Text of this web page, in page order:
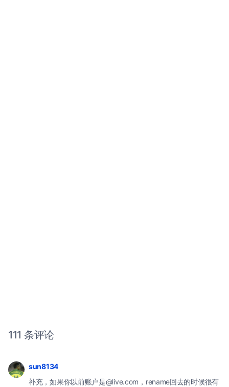
111 条评论
sun8134
补充，如果你以前账户是@live.com，rename回去的时候很有